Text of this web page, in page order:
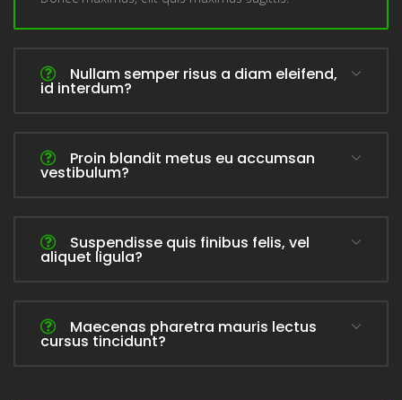
Nullam semper risus a diam eleifend,
id interdum?
Proin blandit metus eu accumsan
vestibulum?
Suspendisse quis finibus felis, vel
aliquet ligula?
Maecenas pharetra mauris lectus
cursus tincidunt?